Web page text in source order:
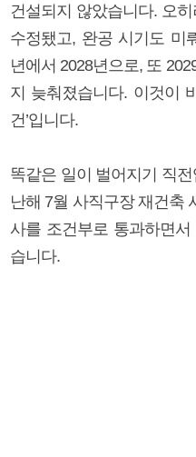
건설되지 않았습니다. 오
수정됐고, 완공 시기도 미
년에서 2028년으로, 또
지 늦춰졌습니다. 이것이
건’입니다.
똑같은 일이 벌어지기 직
난해 7월 사직구장 재건축
사를 조건부로 통과하면
습니다.